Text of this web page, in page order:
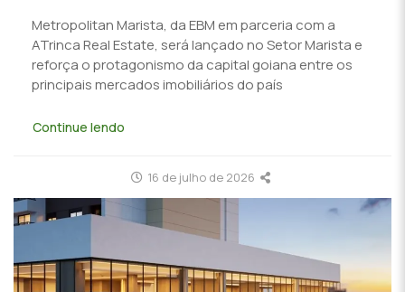
Metropolitan Marista, da EBM em parceria com a
ATrinca Real Estate, será lançado no Setor Marista e
reforça o protagonismo da capital goiana entre os
principais mercados imobiliários do país
Continue lendo
16 de julho de 2026